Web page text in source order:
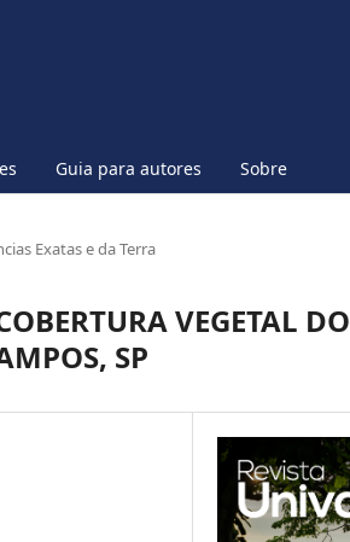
Guia para autores Sobre
Exatas e da Terra
VEGETAL DO
SP